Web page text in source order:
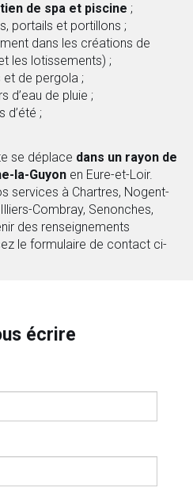
de spa et piscine ;
portails et portillons ;
dans les créations de
les lotissements) ;
de pergola ;
d’eau de pluie ;
d’été ;
se déplace dans un rayon de
la-Guyon en Eure-et-Loir.
services à Chartres, Nogent-
Combray, Senonches,
des renseignements
le formulaire de contact ci-
écrire